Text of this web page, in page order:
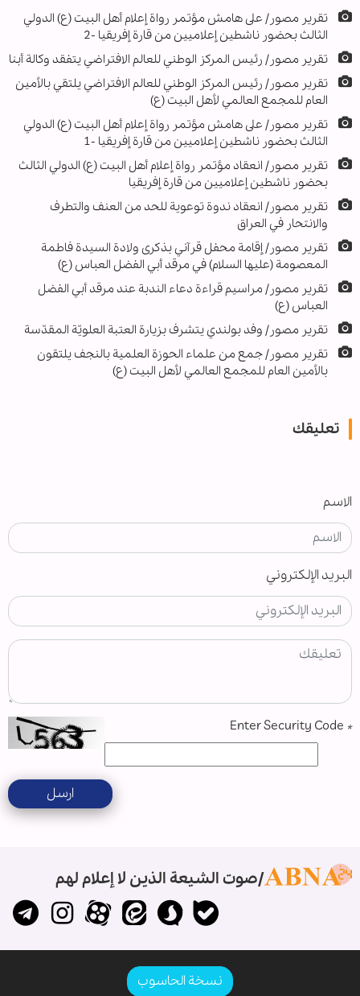
تقرير مصور/ على هامش مؤتمر رواة إعلام أهل البيت (ع) الدولي
الثالث بحضور ناشطين إعلاميين من قارة إفريقيا -2
تقرير مصور/ رئيس المركز الوطني للعالم الافتراضي يتفقد وكالة أبنا
تقرير مصور/ رئيس المركز الوطني للعالم الافتراضي يلتقي بالأمين
العام للمجمع العالمي لأهل البيت (ع)
تقرير مصور/ على هامش مؤتمر رواة إعلام أهل البيت (ع) الدولي
الثالث بحضور ناشطين إعلاميين من قارة إفريقيا -1
تقرير مصور/ انعقاد مؤتمر رواة إعلام أهل البيت (ع) الدولي الثالث
بحضور ناشطين إعلاميين من قارة إفريقيا
تقرير مصور/ انعقاد ندوة توعوية للحد من العنف والتطرف
والانتحار في العراق
تقرير مصور/ إقامة محفل قرآني بذكرى ولادة السيدة فاطمة
المعصومة (عليها السلام) في مرقد أبي الفضل العباس (ع)
تقرير مصور/ مراسيم قراءة دعاء الندبة عند مرقد أبي الفضل
العباس (ع)
تقرير مصور/ وفد بولندي يتشرف بزيارة العتبة العلويّة المقدّسة
تقرير مصور/ جمع من علماء الحوزة العلمية بالنجف يلتقون
بالأمين العام للمجمع العالمي لأهل البيت (ع)
تعليقك
الاسم
البريد الإلكتروني
*
ارسل
صوت الشيعة الذين لا إعلام لهم
نسخة الحاسوب